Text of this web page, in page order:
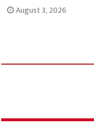
August 3, 2026